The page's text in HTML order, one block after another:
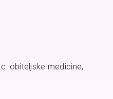
obiteljske medicine,